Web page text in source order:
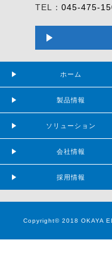
TEL： 045-475-
ホーム
製品情報
ソリューション
会社情報
採用情報
Copyright© 2018 OKAYA